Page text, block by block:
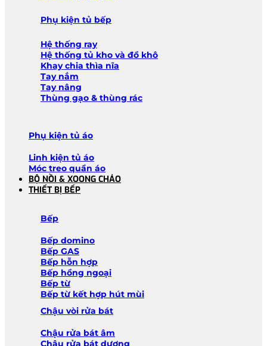
Phụ kiện tủ bếp
Hệ thống ray
Hệ thống tủ kho và đồ khô
Khay chia thìa nĩa
Tay nắm
Tay nâng
Thùng gạo & thùng rác
Phụ kiện tủ áo
Linh kiện tủ áo
Móc treo quần áo
BỘ NỒI & XOONG CHẢO
THIẾT BỊ BẾP
Bếp
Bếp domino
Bếp GAS
Bếp hỗn hợp
Bếp hồng ngoại
Bếp từ
Bếp từ kết hợp hút mùi
Chậu vòi rửa bát
Chậu rửa bát âm
Chậu rửa bát dương